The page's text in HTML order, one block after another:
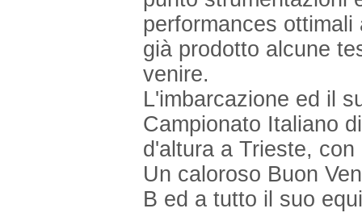
performances
già prodotto alcune
venire.
L'imbarcazione ed il
Campionato Italiano
d'altura a Trieste,
Un caloroso Buon
B ed a tutto il suo